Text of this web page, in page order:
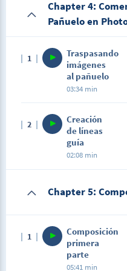
Chapter 4:
Pañuelo en
1
Traspasando
imágenes
al pañuelo
03:34 min
2
Creación
de líneas
guía
02:08 min
Chapter 5:
1
Composición
primera
parte
05:41 min